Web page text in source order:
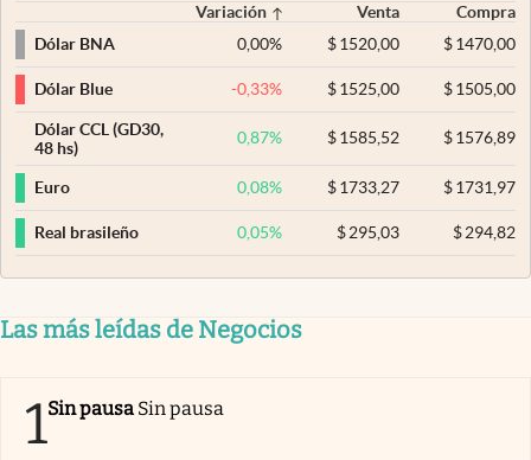
Variación Venta
Compra
Dólar BNA
0,00% $ 1520,00 $1470,00
Dólar Blue -0,33% $ 1525,00 $1505,00
Dólar CCL (GD30,
48 hs)
0,87% $ 1585,52 $1576,89
Euro 0,08% $ 1733,27 $1731,97
Real brasileño 0,05% $ 295,03 $294,82
Las más leídas de Negocios
1Sin pausa Sin pausa